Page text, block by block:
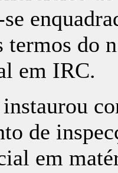
termos do
em IRC.
de
em